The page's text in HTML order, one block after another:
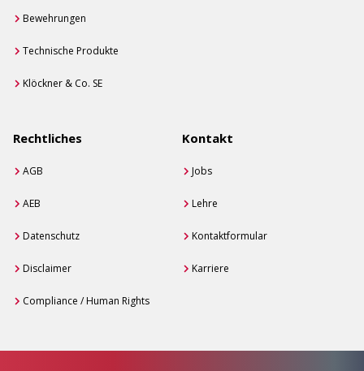
Bewehrungen
Technische Produkte
Klöckner & Co. SE
Rechtliches
AGB
AEB
Datenschutz
Disclaimer
Compliance / Human Rights
Kontakt
Jobs
Lehre
Kontaktformular
Karriere